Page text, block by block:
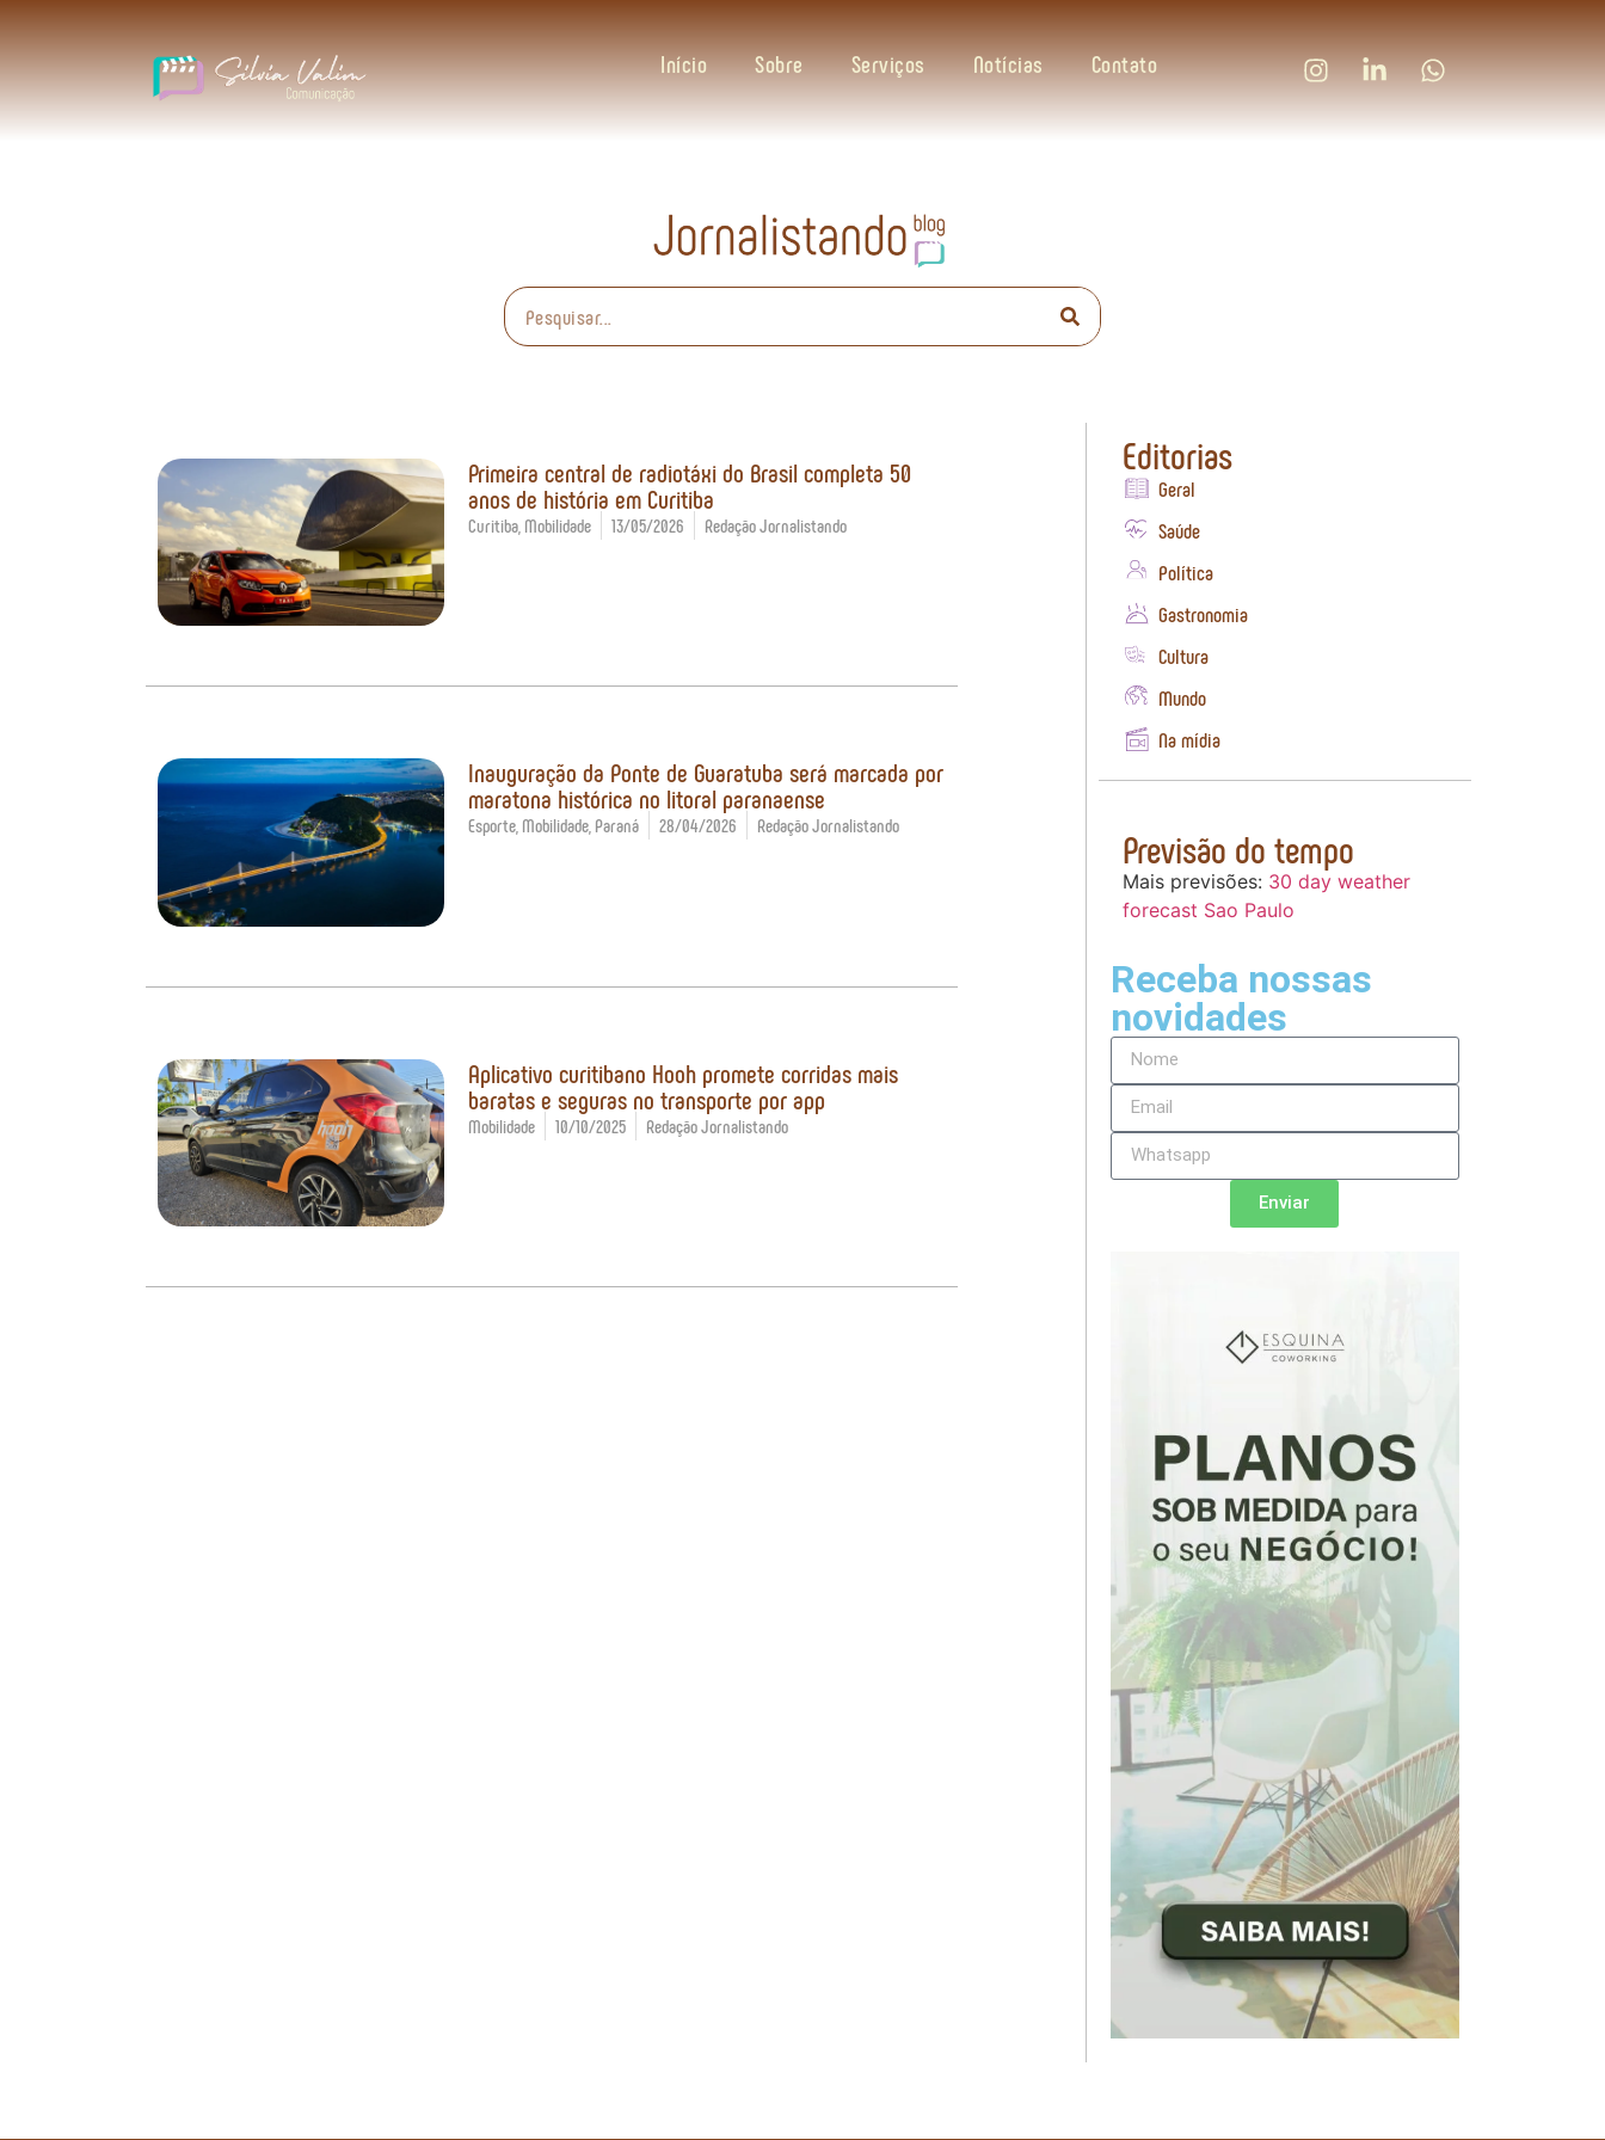
Início Sobre Serviços Notícias Contato
Primeira central de radiotáxi do Brasil completa 50
anos de história em Curitiba
Curitiba, Mobilidade 13/05/2026 Redação Jornalistando
Inauguração da Ponte de Guaratuba será marcada por
maratona histórica no litoral paranaense
Esporte, Mobilidade, Paraná 28/04/2026 Redação Jornalistando
Aplicativo curitibano Hooh promete corridas mais
baratas e seguras no transporte por app
Mobilidade 10/10/2025 Redação Jornalistando
Editorias
Geral
Saúde
Política
Gastronomia
Cultura
Mundo
Na mídia
Previsão do tempo
Mais previsões: 30 day weather
forecast Sao Paulo
Receba nossas
novidades
Enviar